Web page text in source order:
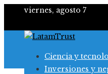
viernes, agosto 7
Ciencia y
Inversiones y